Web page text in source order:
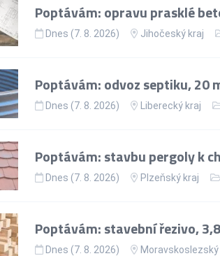
Poptávám: opravu prasklé
Dnes (7. 8. 2026) Jihočeský kraj
Poptávám: odvoz septiku, 20
Dnes (7. 8. 2026) Liberecký kraj
Poptávám: stavbu pergoly k
Dnes (7. 8. 2026) Plzeňský kraj
Poptávám: stavební řezivo,
Dnes (7. 8. 2026) Moravskoslezský